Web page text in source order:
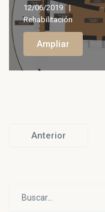
12/06/2019
Rehabilitación
Ampliar
Anterior